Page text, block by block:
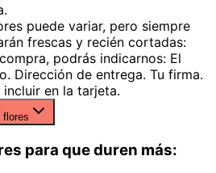
puede variar, pero siempre
frescas y recién cortadas:
podrás indicarnos: El
Dirección de entrega. Tu firma.
incluir en la tarjeta.
flores
para que duren más: